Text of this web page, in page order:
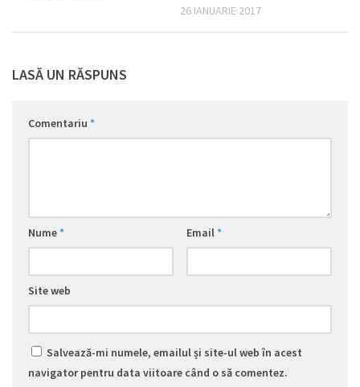
26 IANUARIE 2017
LASĂ UN RĂSPUNS
Comentariu *
Nume* Email*
Site web
Salvează-mi numele, emailul și site-ul web în acest
navigator pentru data viitoare când o să comentez.